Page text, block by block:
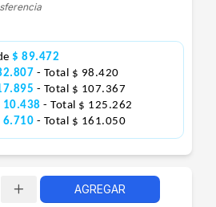
$ 89.472
- Total $ 98.420
- Total $ 107.367
10.438 - Total $ 125.262
6.710 - Total $ 161.050
AGREGAR